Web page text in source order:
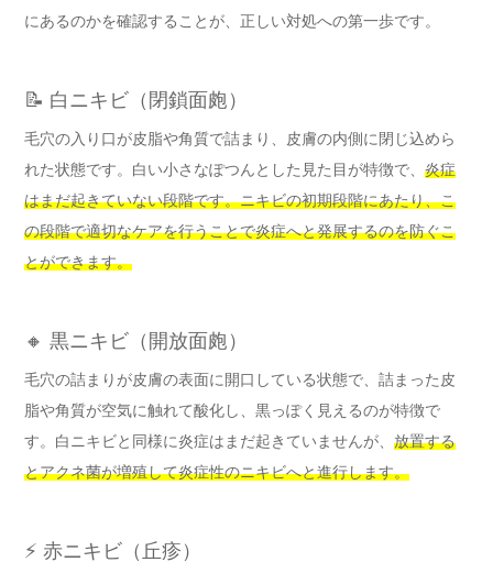
にあるのかを確認することが、正しい対処への第一歩です。
📝 白ニキビ（閉鎖面皰）
毛穴の入り口が皮脂や角質で詰まり、皮膚の内側に閉じ込めら
れた状態です。白い小さなぽつんとした見た目が特徴で、 炎症
はまだ起きていない段階です。ニキビの初期段階にあたり、こ
の段階で適切なケアを行うことで炎症へと発展するのを防ぐこ
とができます。
🔸 黒ニキビ（開放面皰）
毛穴の詰まりが皮膚の表面に開口している状態で、詰まった皮
脂や角質が空気に触れて酸化し、黒っぽく見えるのが特徴で
す。白ニキビと同様に炎症はまだ起きていませんが、 放置する
とアクネ菌が増殖して炎症性のニキビへと進行します。
⚡ 赤ニキビ（丘疹）